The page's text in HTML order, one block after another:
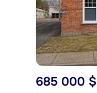
685 000 $